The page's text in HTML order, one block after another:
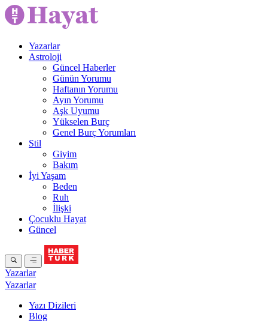
Yazarlar
Astroloji
Güncel Haberler
Günün Yorumu
Haftanın Yorumu
Ayın Yorumu
Aşk Uyumu
Yükselen Burç
Genel Burç Yorumları
Stil
Giyim
Bakım
İyi Yaşam
Beden
Ruh
İlişki
Çocuklu Hayat
Güncel
Yazarlar
Yazarlar
Yazı Dizileri
Blog